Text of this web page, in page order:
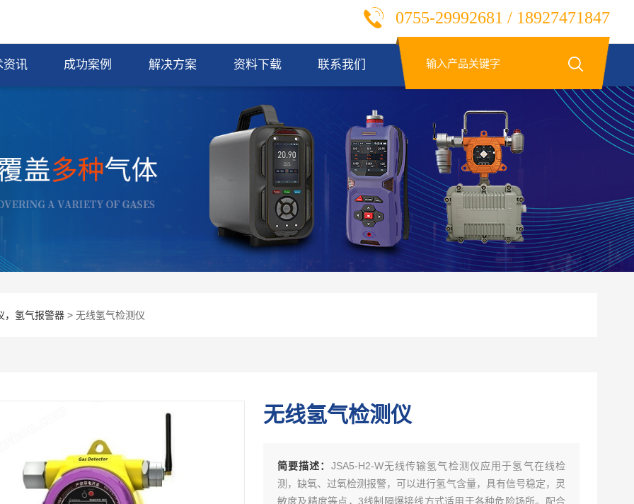
0755-29992681 / 18927471847
资讯 成功案例 解决方案 资料下载 联系我们
，氢气报警器 > 无线氢气检测仪
无线氢气检测仪
简要描述： JSA5-H2-W无线传输氢气检测仪应用于氢气在线检
测，缺氧、过氧检测报警，可以进行氢气含量，具有信号稳定，灵
敏度及精度等点，3线制隔爆接线方式适用于各种危险场所。配合